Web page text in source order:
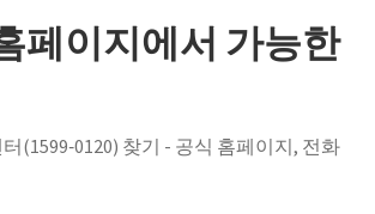
페이지에서 가능한